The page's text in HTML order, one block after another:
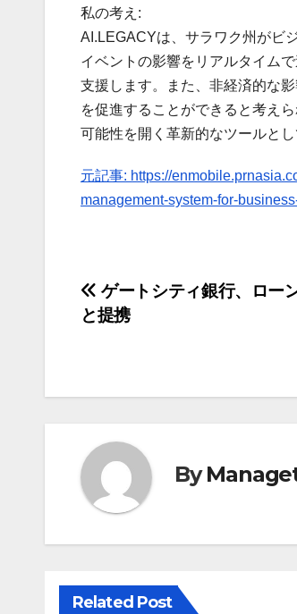
私の考え:
AI.LEGACYは、サラワク州がビ
イベントの影響をリアルタイム
支援します。また、非経済的な
を促進することができると考え
可能性を開く革新的なツールとし
元記事: https://
management-system-for-
投
稿
ビ
ゲ
ー
シ
ョ
ン
ゲートシティ銀行、ロー
と提携
By
Related Post